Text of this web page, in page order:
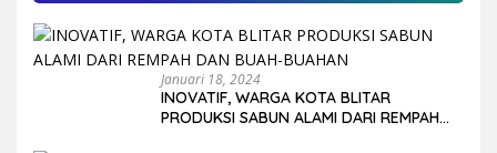
Januari 18, 2024
INOVATIF, WARGA KOTA BLITAR
PRODUKSI SABUN ALAMI DARI REMPAH